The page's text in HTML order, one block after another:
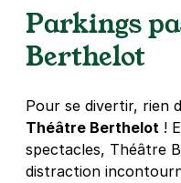
85 rue
93100
Réserver
+ Abonnements
Parkings
Berthelot
Pour se divertir, rien
Théâtre Berthelot !
spectacles, Théâtre
distraction